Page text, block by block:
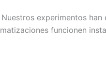
experimentos
funcionen